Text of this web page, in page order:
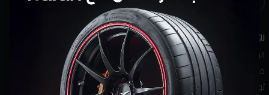
روابط مفيدة
الرئيسية
من نحن
تواصل معنا